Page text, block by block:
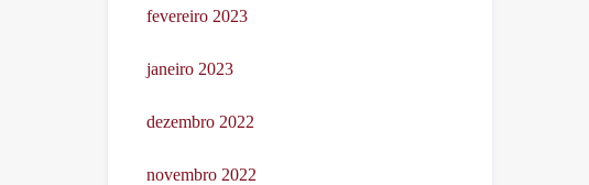
fevereiro 2023
janeiro 2023
dezembro 2022
novembro 2022